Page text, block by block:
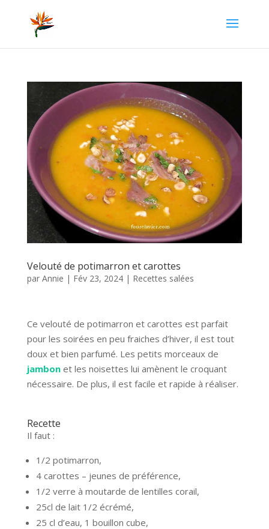
Velouté de potimarron et carottes
par Annie | Fév 23, 2024| Recettes salées
Ce velouté de potimarron et carottes est parfait
pour les soirées en peu fraiches d’hiver, il est tout
doux et bien parfumé. Les petits morceaux de
jambonet les noisettes lui amènent le croquant
nécessaire. De plus, il est facile et rapide à réaliser.
Recette
Il faut :
1/2 potimarron,
4 carottes – jeunes de préférence,
1/2 verre à moutarde de lentilles corail,
25cl de lait 1/2 écrémé,
25 cl d’eau, 1 bouillon cube,